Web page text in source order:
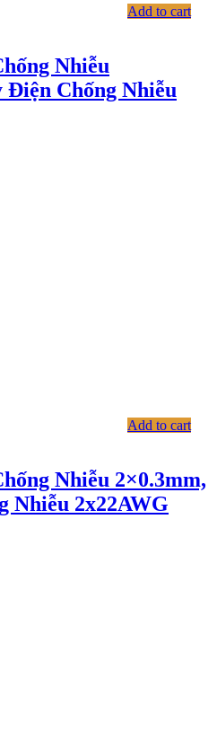
Add to cart
Nhiễu
Điện Chống Nhiễu
Add to cart
Nhiễu 2×0.3mm,
Nhiễu 2x22AWG